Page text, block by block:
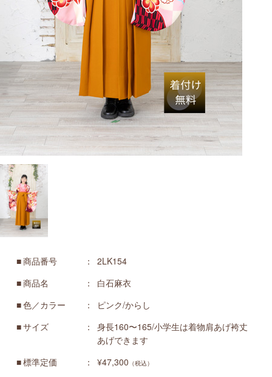
商品番号
2LK154
商品名
白石麻衣
色／カラー
ピンク/からし
サイズ
身長160〜165/小学生は着物肩あげ袴丈
あげできます
標準定価
¥47,300 （税込）